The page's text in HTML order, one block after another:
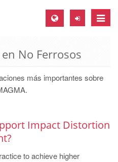
Toggle
No Ferrosos
más importantes sobre
Impact Distortion
to achieve higher